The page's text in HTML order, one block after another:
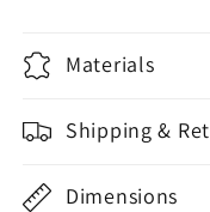
Materials
Shipping &
Dimensions